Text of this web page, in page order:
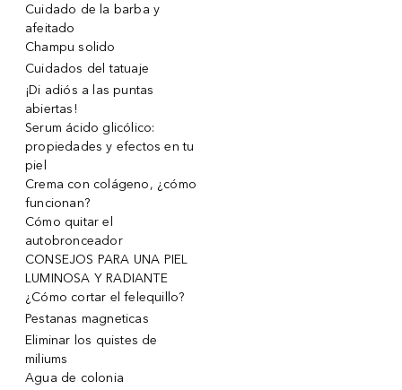
Cuidado de la barba y
afeitado
Champu solido
Cuidados del tatuaje
¡Di adiós a las puntas
abiertas!
Serum ácido glicólico:
propiedades y efectos en tu
piel
Crema con colágeno, ¿cómo
funcionan?
Cómo quitar el
autobronceador
CONSEJOS PARA UNA PIEL
LUMINOSA Y RADIANTE
¿Cómo cortar el felequillo?
Pestanas magneticas
Eliminar los quistes de
miliums
Agua de colonia